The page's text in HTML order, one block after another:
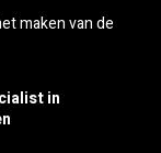
maken van de
in